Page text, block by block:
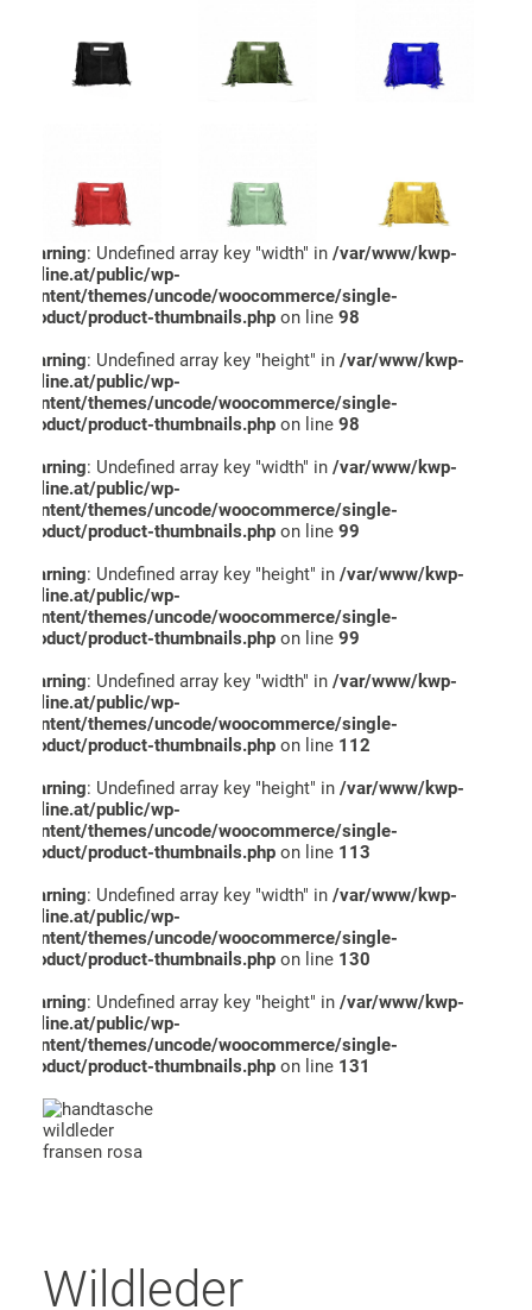
Warning: Undefined array key "width" in /var/www/kwp-
online.at/public/wp-
content/themes/uncode/woocommerce/single-
product/product-thumbnails.php on line 98
Warning: Undefined array key "height" in /var/www/kwp-
online.at/public/wp-
content/themes/uncode/woocommerce/single-
product/product-thumbnails.php on line 98
Warning: Undefined array key "width" in /var/www/kwp-
online.at/public/wp-
content/themes/uncode/woocommerce/single-
product/product-thumbnails.php on line 99
Warning: Undefined array key "height" in /var/www/kwp-
online.at/public/wp-
content/themes/uncode/woocommerce/single-
product/product-thumbnails.php on line 99
Warning: Undefined array key "width" in /var/www/kwp-
online.at/public/wp-
content/themes/uncode/woocommerce/single-
product/product-thumbnails.php on line 112
Warning: Undefined array key "height" in /var/www/kwp-
online.at/public/wp-
content/themes/uncode/woocommerce/single-
product/product-thumbnails.php on line 113
Warning: Undefined array key "width" in /var/www/kwp-
online.at/public/wp-
content/themes/uncode/woocommerce/single-
product/product-thumbnails.php on line 130
Warning: Undefined array key "height" in /var/www/kwp-
online.at/public/wp-
content/themes/uncode/woocommerce/single-
product/product-thumbnails.php on line 131
Wildleder